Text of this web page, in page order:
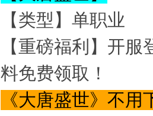
【类型】单职业
【重磅福利】开
料免费领取！
《大唐盛世》不